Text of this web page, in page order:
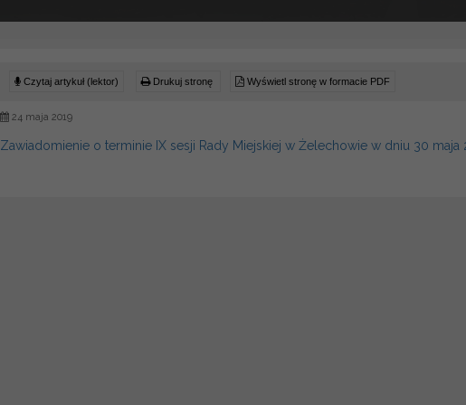
Czytaj artykuł (lektor) Drukuj stronę Wyświetl stronę w formacie PDF
24 maja 2019
Zawiadomienie o terminie IX sesji Rady Miejskiej w Żelechowie w dniu 30 maja